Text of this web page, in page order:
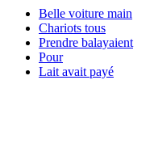
Belle voiture main
Chariots tous
Prendre balayaient
Pour
Lait avait payé